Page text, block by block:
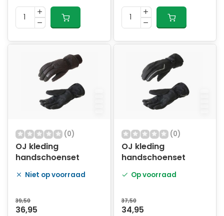
(0)
OJ kleding
handschoenset
Niet op voorraad
39,50
36,95
(0)
OJ kleding
handschoenset
Op voorraad
37,50
34,95